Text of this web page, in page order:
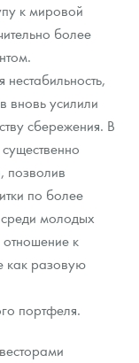
к мировой
более
вновь усилили
сбережения. В
позволив
по более
молодых
отношение к
как разовую
портфеля.